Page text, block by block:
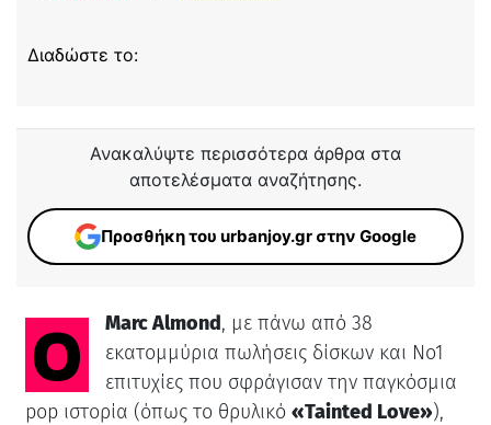
Διαδώστε το:
Ανακαλύψτε περισσότερα άρθρα στα
αποτελέσματα αναζήτησης.
Προσθήκη του urbanjoy.gr στην Google
Ο Marc Almond, με πάνω από 38
εκατομμύρια πωλήσεις δίσκων και No1
επιτυχίες που σφράγισαν την παγκόσμια
pop ιστορία (όπως το θρυλικό «Tainted Love»),